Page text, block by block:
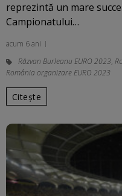
reprezintă un mare
Campionatului…
acum 6 ani
Răzvan Burleanu EURO 2023,
România organizare EURO 2023
Citește